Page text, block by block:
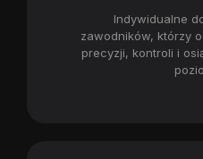
Indywidualne
zawodników, którzy
precyzji, kontroli i